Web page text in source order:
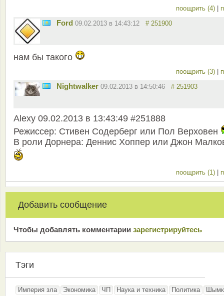
поощрить (4)
Ford 09.02.2013 в 14:43:12 # 251900
нам бы такого
поощрить (3)
Nightwalker 09.02.2013 в 14:50:46 # 251903
Alexy 09.02.2013 в 13:43:49 #251888
Режиссер: Стивен Содерберг или Пол Верховен
В роли Дорнера: Деннис Хоппер или Джон
поощрить (1)
Добавить сообщение
Чтобы добавлять комментарии зарeгиcтрирyйтeсь
Тэги
Империя зла Экономика ЧП Наука и техника Политика